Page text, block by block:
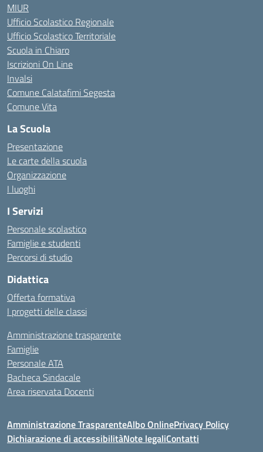
MIUR
Ufficio Scolastico Regionale
Ufficio Scolastico Territoriale
Scuola in Chiaro
Iscrizioni On Line
Invalsi
Comune Calatafimi Segesta
Comune Vita
La Scuola
Presentazione
Le carte della scuola
Organizzazione
I luoghi
I Servizi
Personale scolastico
Famiglie e studenti
Percorsi di studio
Didattica
Offerta formativa
I progetti delle classi
Amministrazione trasparente
Famiglie
Personale ATA
Bacheca Sindacale
Area riservata Docenti
Amministrazione TrasparenteAlbo OnlinePrivacy Policy
Dichiarazione di accessibilitàNote legaliContatti